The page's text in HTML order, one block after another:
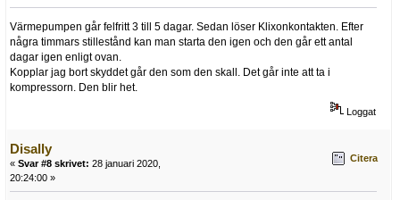
Värmepumpen går felfritt 3 till 5 dagar. Sedan löser Klixonkontakten. Efter
några timmars stillestånd kan man starta den igen och den går ett antal
dagar igen enligt ovan.
Kopplar jag bort skyddet går den som den skall. Det går inte att ta i
kompressorn. Den blir het.
Loggat
Disally
« Svar #8 skrivet: 28 januari 2020,
20:24:00 »
Citera